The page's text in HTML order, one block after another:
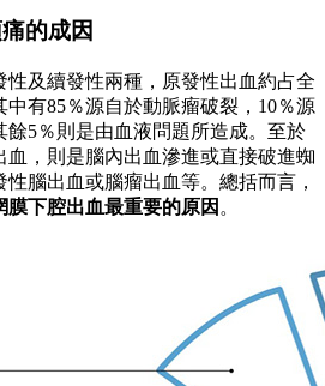
的成因
及續發性兩種，原發性出血約占全
有85％源自於動脈瘤破裂，10％源
餘5％則是由血液問題所造成。至於
，則是腦內出血滲進或直接破進蜘
腦出血或腦瘤出血等。總括而言，
下腔出血最重要的原因 。